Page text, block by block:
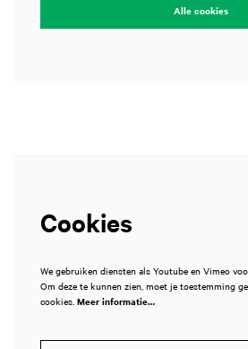
Alle cookies
Cookies
We gebruiken diensten als Youtube en Vimeo
Om deze te kunnen zien, moet je toestemming
cookies. Meer informatie…